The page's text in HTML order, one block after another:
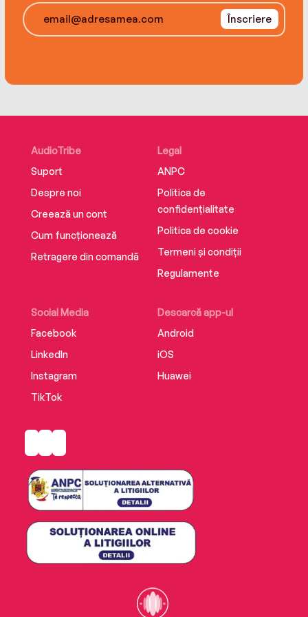
scandal, they’re courting heartbreak. And more
than their reputations could still be at risk.
Înscriere
AudioTribe
Suport
Despre noi
Creează un cont
Cum funcționează
Retragere din comandă
Social Media
Facebook
LinkedIn
Instagram
TikTok
Descarcă app-ul
Android
iOS
Huawei
Legal
ANPC
Politica de
confidențialitate
Politica de cookie
Termeni și condiții
Regulamente